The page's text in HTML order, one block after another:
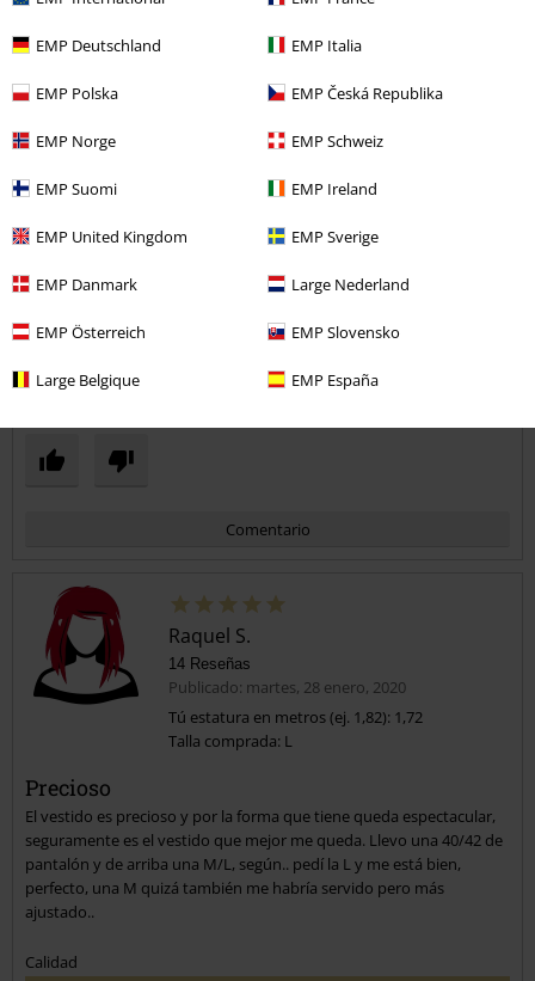
EMP Deutschland EMP Italia
EMP Polska EMP Česká Republika
EMP Norge EMP Schweiz
EMP Suomi EMP Ireland
EMP United Kingdom EMP Sverige
EMP Danmark Large Nederland
EMP Österreich EMP Slovensko
Large Belgique EMP España
Diseño
Ajuste
Anchura
Longitud
Demasiado corto
Perfecto Demasiado largo
Reseña verificada
Comentario
Enviar comentario
Raquel S.
14 Reseñas
Publicado: martes, 28 enero, 2020
Tú estatura en metros (ej. 1,82): 1,72
Talla comprada: L
Precioso
El vestido es precioso y por la forma que tiene queda espectacular,
seguramente es el vestido que mejor me queda. Llevo una 40/42 de
pantalón y de arriba una M/L, según.. pedí la L y me está bien,
perfecto, una M quizá también me habría servido pero más
ajustado..
Calidad